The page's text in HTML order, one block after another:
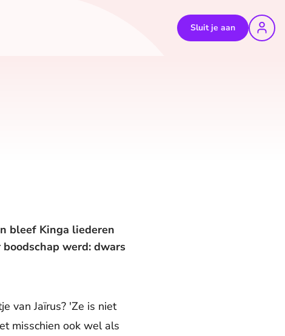
Sluit je aan
bleef Kinga liederen
werd: dwars
van Jaïrus? 'Ze is niet
misschien ook wel als